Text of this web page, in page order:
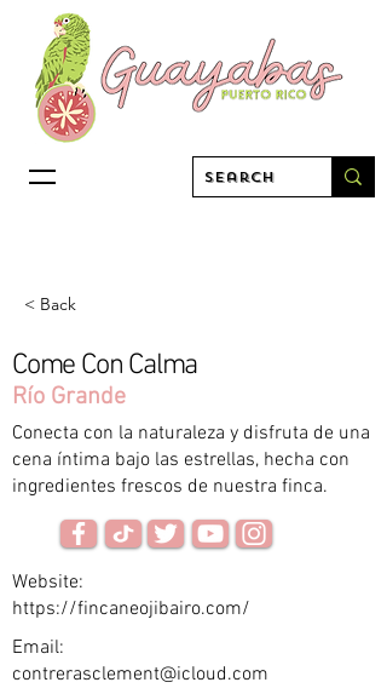
< Back
Come Con Calma
Río Grande
Conecta con la naturaleza y disfruta de una
cena íntima bajo las estrellas, hecha con
ingredientes frescos de nuestra finca.
Website:
https://fincaneojibairo.com/
Email:
contrerasclement@icloud.com